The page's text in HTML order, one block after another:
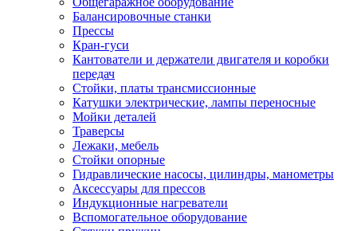
Балансировочные станки
Прессы
Кран-гуси
Кантователи и держатели двигателя и коробки
передач
Стойки, платы трансмиссионные
Катушки электрические, лампы переносные
Мойки деталей
Траверсы
Лежаки, мебель
Стойки опорные
Гидравлические насосы, цилиндры, манометры
Аксессуары для прессов
Индукционные нагреватели
Вспомогательное оборудование